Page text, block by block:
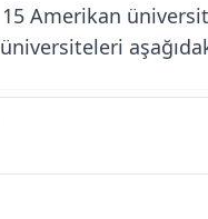
15 Amerikan